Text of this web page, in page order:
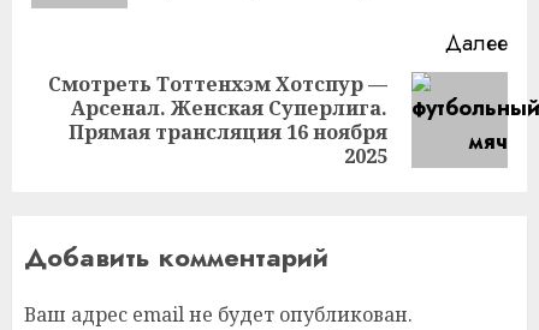
Далее
Следующая
запись:
Смотреть Тоттенхэм Хотспур —
Арсенал. Женская Суперлига.
Прямая трансляция 16 ноября
2025
Добавить комментарий
Ваш адрес email не будет опубликован.